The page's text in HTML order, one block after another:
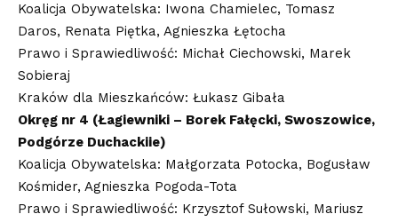
Koalicja Obywatelska: Iwona Chamielec, Tomasz
Daros, Renata Piętka, Agnieszka Łętocha
Prawo i Sprawiedliwość: Michał Ciechowski, Marek
Sobieraj
Kraków dla Mieszkańców: Łukasz Gibała
Okręg nr 4 (Łagiewniki – Borek Fałęcki, Swoszowice,
Podgórze Duchackiie)
Koalicja Obywatelska: Małgorzata Potocka, Bogusław
Kośmider, Agnieszka Pogoda-Tota
Prawo i Sprawiedliwość: Krzysztof Sułowski, Mariusz